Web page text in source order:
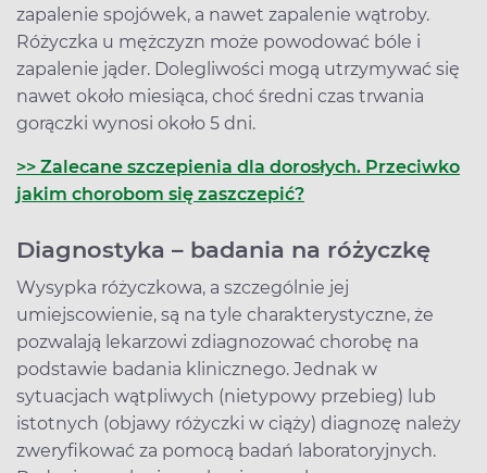
zapalenie spojówek, a nawet zapalenie wątroby.
Różyczka u mężczyzn może powodować bóle i
zapalenie jąder. Dolegliwości mogą utrzymywać się
nawet około miesiąca, choć średni czas trwania
gorączki wynosi około 5 dni.
>> Zalecane szczepienia dla dorosłych. Przeciwko
jakim chorobom się zaszczepić?
Diagnostyka – badania na różyczkę
Wysypka różyczkowa, a szczególnie jej
umiejscowienie, są na tyle charakterystyczne, że
pozwalają lekarzowi zdiagnozować chorobę na
podstawie badania klinicznego. Jednak w
sytuacjach wątpliwych (nietypowy przebieg) lub
istotnych (objawy różyczki w ciąży) diagnozę należy
zweryfikować za pomocą badań laboratoryjnych.